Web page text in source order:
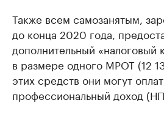
Также всем самозанятым,
до конца 2020 года,
дополнительный «налоговый
в размере одного МРОТ (12
этих средств они могут
профессиональный доход